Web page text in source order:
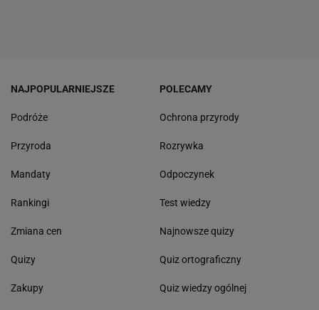
NAJPOPULARNIEJSZE
Podróże
Przyroda
Mandaty
Rankingi
Zmiana cen
Quizy
Zakupy
POLECAMY
Ochrona przyrody
Rozrywka
Odpoczynek
Test wiedzy
Najnowsze quizy
Quiz ortograficzny
Quiz wiedzy ogólnej